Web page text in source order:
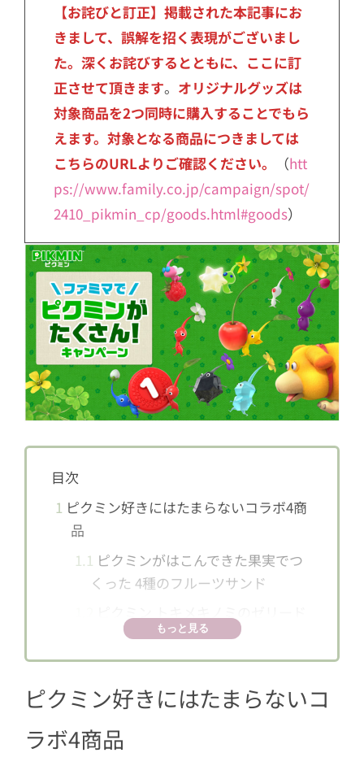
【お詫びと訂正】掲載された本記事にお
きまして、誤解を招く表現がございまし
た。深くお詫びするとともに、ここに訂
正させて頂きます。 オリジナルグッズは
対象商品を2つ同時に購入することでもら
えます。対象となる商品につきましては
こちらのURLよりご確認ください。
（htt
ps://www.family.co.jp/campaign/spot/
2410_pikmin_cp/goods.html#goods）
目次
1 ピクミン好きにはたまらないコラボ4商
品
1.1 ピクミンがはこんできた果実でつ
くった 4種のフルーツサンド
リンク（レモン味）
1.3ピクミン マカロン ラズベリー＆ス
トロベリー
ミルク味）
もっと見る
ピクミン好きにはたまらないコ
ラボ4商品